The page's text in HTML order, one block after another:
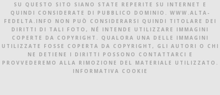
SU QUESTO SITO SIANO STATE REPERITE SU INTERNET E
QUINDI CONSIDERATE DI PUBBLICO DOMINIO. WWW.ALTA-
FEDELTA.INFO NON PUÒ CONSIDERARSI QUINDI TITOLARE DEI
DIRITTI DI TALI FOTO, NÉ INTENDE UTILIZZARE IMMAGINI
COPERTE DA COPYRIGHT. QUALORA UNA DELLE IMMAGINI
UTILIZZATE FOSSE COPERTA DA COPYRIGHT, GLI AUTORI O CHI
NE DETIENE I DIRITTI POSSONO CONTATTARCI E
PROVVEDEREMO ALLA RIMOZIONE DEL MATERIALE UTILIZZATO.
INFORMATIVA COOKIE